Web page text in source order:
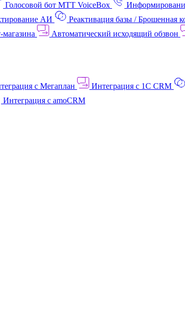
Голосовой бот МТТ VoiceBox
АИ
Реактивация базы / Брошенная
Автоматический исходящий обзвон
с Мегаплан Интеграция с 1C CRM
Интеграция с amoCRM